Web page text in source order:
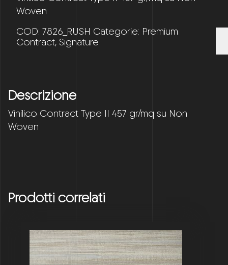
Woven
COD: 7826_RUSH Categorie: Premium
Contract, Signature
Descrizione
Vinilico Contract Type II 457 gr/mq su Non
Woven
Prodotti correlati